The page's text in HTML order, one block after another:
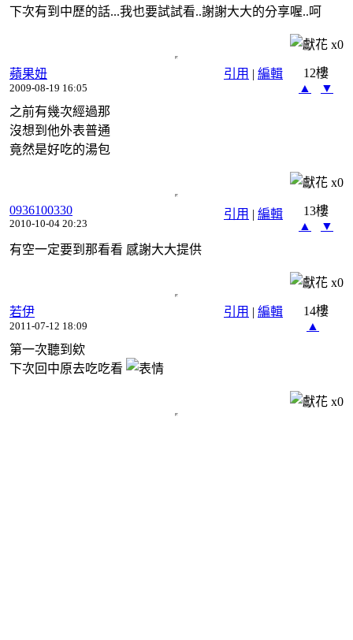
下次有到中歷的話...我也要試試看..謝謝大大的分享喔..呵
x0
引用 | 編輯
蘋果妞
2009-08-19 16:05
12樓
▲
▼
之前有幾次經過那
沒想到他外表普通
竟然是好吃的湯包
x0
引用 | 編輯
0936100330
2010-10-04 20:23
13樓
▲
▼
有空一定要到那看看 感謝大大提供
x0
引用 | 編輯
若伊
2011-07-12 18:09
14樓
▲
第一次聽到欸
下次回中原去吃吃看
x0